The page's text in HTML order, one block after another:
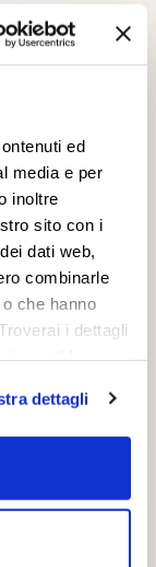
ed
media e per
inoltre
sito con i
dati web,
combinarle
che hanno
i dettagli
consulta
dettagli
be